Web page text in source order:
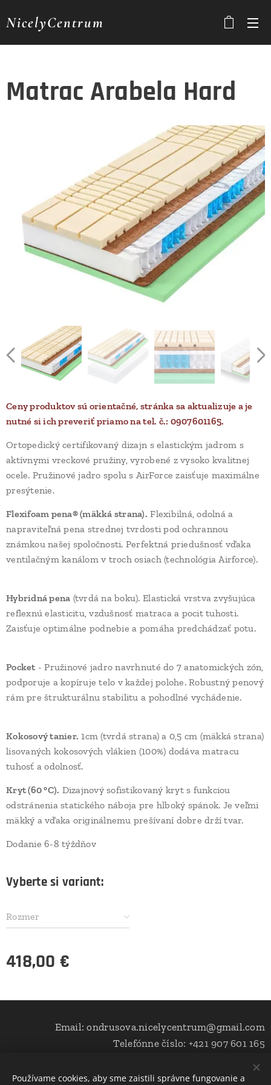
NicelyCentrum
Matrac Arabela Hard
Ceny produktov sú orientačné, stránka sa aktualizuje a je
nutné si ich preveriť priamo na tel. č.: 0907601165.
Ortopedický certifikovaný dizajn s elastickým jadrom s
aktívnymi vreckové pružiny, vyrobené z vysoko kvalitnej
ocele. Pružinové jadro spolu s AirForce zaisťuje maximálne
presýtenie.
Flexifoam pena® (mäkká strana). Flexibilná, odolná a
napraviteľná pena strednej tvrdosti pod ochrannou
známkou našej spoločnosti. Perfektná priedušnosť vďaka
ventilačným kanálom v troch osiach (technológia Airforce).
Hybridná pena (tvrdá na boku). Elastická vrstva zvyšujúca
reflexnú elasticitu, vzdušnosť matraca a pocit tuhosti.
Zaisťuje optimálne podnebie a pomáha predchádzať potu.
Pocket - Pružinové jadro navrhnuté do 7 anatomických zón,
podporuje a kopíruje telo v každej polohe. Robustný penový
rám pre štrukturálnu stabilitu a pohodlné vychádenie.
Kokosový tanier. 1cm (tvrdá strana) a 0,5 cm (mäkká strana)
lisovaných kokosových vlákien (100%) dodáva matracu
tuhosť a odolnosť.
Kryt (60 °C). Dizajnový sofistikovaný kryt s funkciou
odstránenia statického náboja pre hlboký spánok. Je veľmi
mäkký a vďaka originálnemu prešívaní dobre drží tvar.
Dodanie 6-8 týždňov
Vyberte si variant:
Rozmer
418,00 €
Email: ondrusova.nicelycentrum@gmail.com
Telefónne číslo: +421 907 601 165
Používame cookies, aby sme zaistili správne fungovanie a